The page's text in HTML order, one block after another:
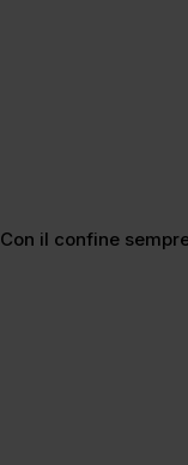
Con il confine